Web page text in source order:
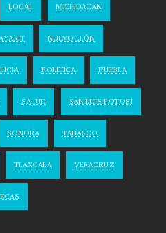
LOCAL MICHOACÁN
NUEVO LEÓN
POLITICA PUEBLA
SALUD SAN LUIS POTOSÍ
SONORA TABASCO
TLAXCALA VERACRUZ